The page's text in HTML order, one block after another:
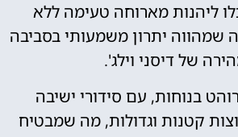
ליהנות מארוחה טעימה ללא
שמהווה יתרון משמעותי בסביבה
של דיסני וילג'.
בנוחות, עם סידורי ישיבה
קטנות וגדולות, מה שמבטיח